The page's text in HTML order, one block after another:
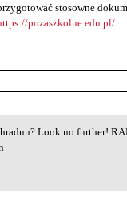
stosowne
pozaszkolne.edu.pl/
Look no further!